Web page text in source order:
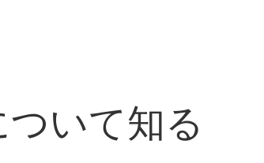
ついて知る